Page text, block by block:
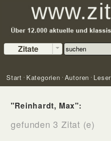
Zitate
Start Kategorien Autoren
"Reinhardt, Max":
gefunden 3 Zitat (e)